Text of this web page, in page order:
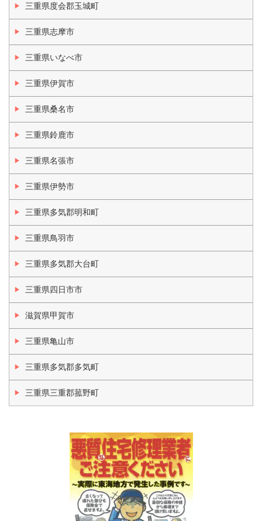
三重県度会郡玉城町
三重県志摩市
三重県いなべ市
三重県伊賀市
三重県桑名市
三重県鈴鹿市
三重県名張市
三重県伊勢市
三重県多気郡明和町
三重県鳥羽市
三重県多気郡大台町
三重県四日市市
滋賀県甲賀市
三重県亀山市
三重県多気郡多気町
三重県三重郡菰野町